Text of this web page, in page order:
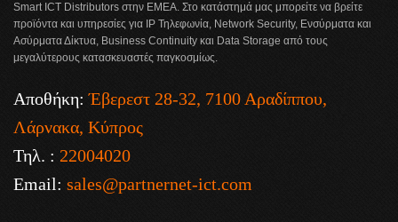
Smart ICT Distributors στην ΕΜΕΑ. Στο κατάστημά μας μπορείτε να βρείτε
προϊόντα και υπηρεσίες για IP Τηλεφωνία, Network Security, Ενσύρματα και
Ασύρματα Δίκτυα, Business Continuity και Data Storage από τους
μεγαλύτερους κατασκευαστές παγκοσμίως.
Αποθήκη:Έβερεστ 28-32, 7100 Αραδίππου,
Λάρνακα, Κύπρος
Τηλ. : 22004020
Email: sales@partnernet-ict.com